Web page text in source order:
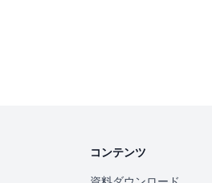
コンテンツ